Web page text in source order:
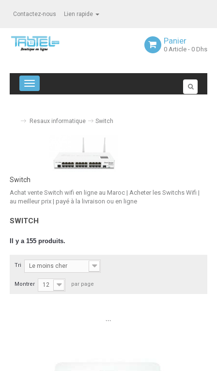
Contactez-nous Lien rapide
Panier
0 Article - 0 Dhs
Navigation bascule
Resaux informatique Switch
Switch
Achat vente Switch wifi en ligne au Maroc | Acheter les Switchs Wifi |
au meilleur prix | payé à la livraison ou en ligne
SWITCH
Il y a 155 produits.
Tri Le moins cher
Montrer 12 par page
```